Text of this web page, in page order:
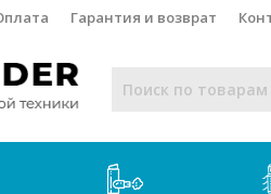
Гарантия и возврат